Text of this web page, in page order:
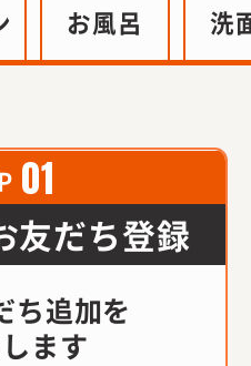
お風呂 洗
01
友だち登録
ち追加を
ます